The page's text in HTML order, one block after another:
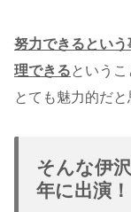
努力できるという
理できる というこ
とても魅力的だと
そんな伊
年に出演！